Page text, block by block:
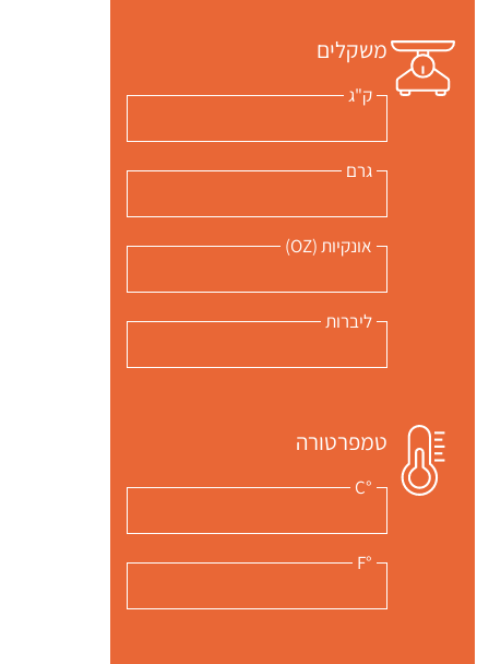
שלי "פודיק" כמנויים עוד היום!
כמנויים ותלחצו על הפעמון תקבלו התראה לטלפון הנייד ברגע שעולה מתכון חדש לערוץ,
משקלים
ק"ג
גרם
אונקיות (OZ)
ליברות
טמפרטורה
°C
°F